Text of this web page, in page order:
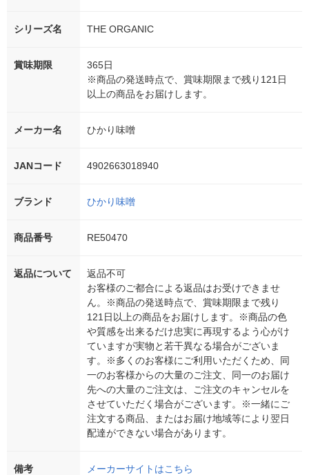
シリーズ名 THE ORGANIC
賞味期限
365日
※商品の発送時点で、賞味期限まで残り121日
以上の商品をお届けします。
メーカー名 ひかり味噌
JANコード 4902663018940
ブランド ひかり味噌
商品番号 RE50470
返品について
返品不可
お客様のご都合による返品はお受けできませ
ん。※商品の発送時点で、賞味期限まで残り
121日以上の商品をお届けします。※商品の色
や質感を出来るだけ忠実に再現するよう心がけ
ていますが実物と若干異なる場合がございま
す。※多くのお客様にご利用いただくため、同
一のお客様からの大量のご注文、同一のお届け
先への大量のご注文は、ご注文のキャンセルを
させていただく場合がございます。※一緒にご
注文する商品、またはお届け地域等により翌日
配達ができない場合があります。
備考 メーカーサイトはこちら